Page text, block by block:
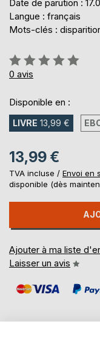
Date de parution :
Langue : français
Mots-clés :
Évaluation:
0%
0 avis
Disponible en :
LIVRE 13,99 €
13,99 €
TVA incluse / Envoi en
disponible (dès
Ajouter à ma liste
Laisser un avis